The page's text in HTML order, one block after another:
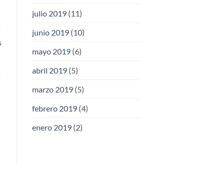
julio 2019(11)
junio 2019(10)
mayo 2019(6)
abril 2019(5)
marzo 2019(5)
febrero 2019(4)
enero 2019(2)